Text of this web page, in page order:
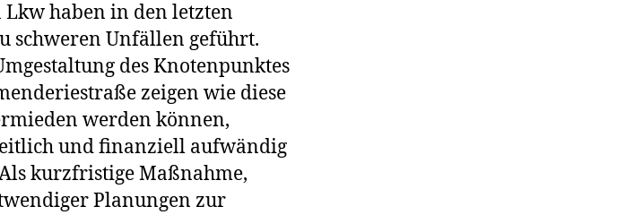
haben in den letzten
schweren Unfällen geführt.
des Knotenpunktes
zeigen wie diese
werden können,
und finanziell aufwändig
kurzfristige Maßnahme,
Planungen zur